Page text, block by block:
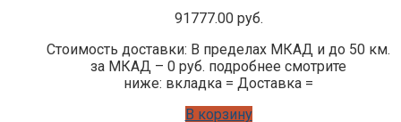
91777.00 руб.
Стоимость доставки: В пределах МКАД и до 50 км.
за МКАД – 0 руб. подробнее смотрите
ниже: вкладка = Доставка =
В корзину